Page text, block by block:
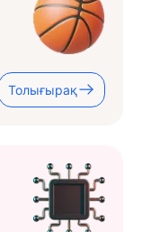
Толығырақ